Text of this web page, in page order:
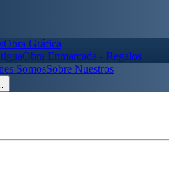
Obra Gráfica
Obra Enmarcada - Regalos
SomosSobre Nuestros